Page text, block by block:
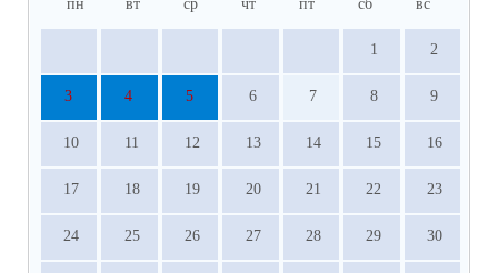
пн вт ср чт пт сб вс
1 2
3 4 5 6 7 8 9
10 11 12 13 14 15 16
17 18 19 20 21 22 23
24 25 26 27 28 29 30